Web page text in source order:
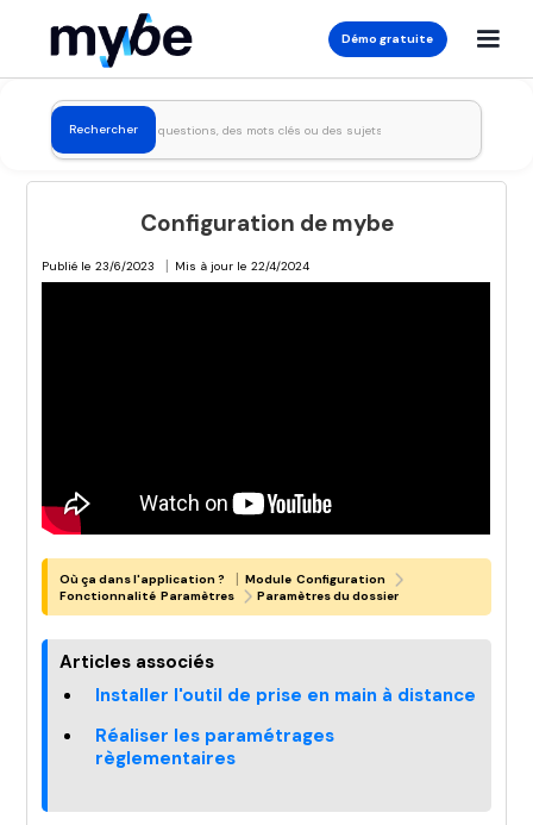
Démo gratuite
Configuration de mybe
Publié le 23/6/2023 | Mis à jour le 22/4/2024
Où ça dans l'application ? | Module Configuration
Fonctionnalité Paramètres Paramètres du dossier
Articles associés
Installer l'outil de prise en main à distance
Réaliser les paramétrages
règlementaires